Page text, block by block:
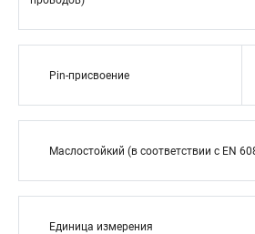
Pin-присвоение
Маслостойкий (в соответствии с EN
Единица измерения